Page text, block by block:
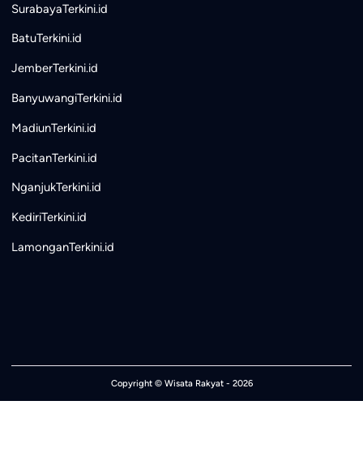
SurabayaTerkini.id
BatuTerkini.id
JemberTerkini.id
BanyuwangiTerkini.id
MadiunTerkini.id
PacitanTerkini.id
NganjukTerkini.id
KediriTerkini.id
LamonganTerkini.id
Copyright © Wisata Rakyat- 2026